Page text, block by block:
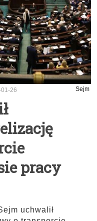
26 Sejm
pracy
uchwalił